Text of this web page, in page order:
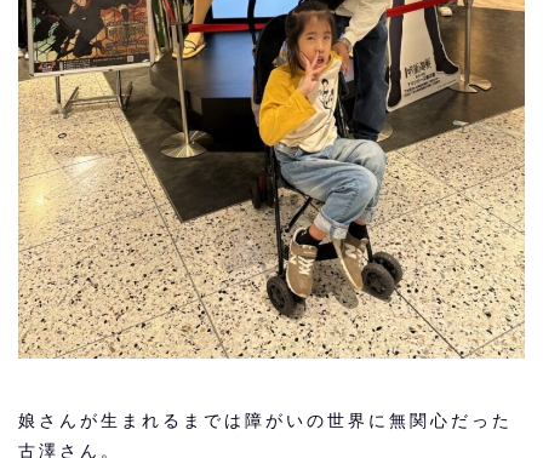
娘さんが生まれるまでは障がいの世界に無関心だった
古澤さん。